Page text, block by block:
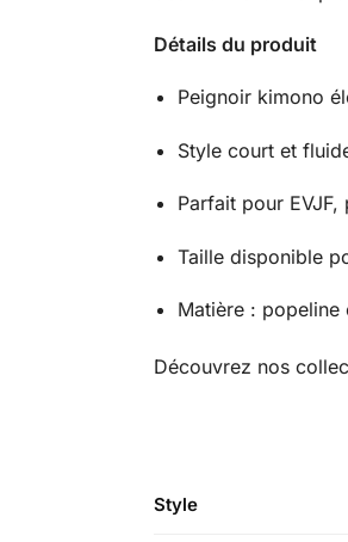
Détails du produit
Peignoir kimono
Style court et
Parfait pour
Taille disponible
Matière : popeline
Découvrez nos
Style